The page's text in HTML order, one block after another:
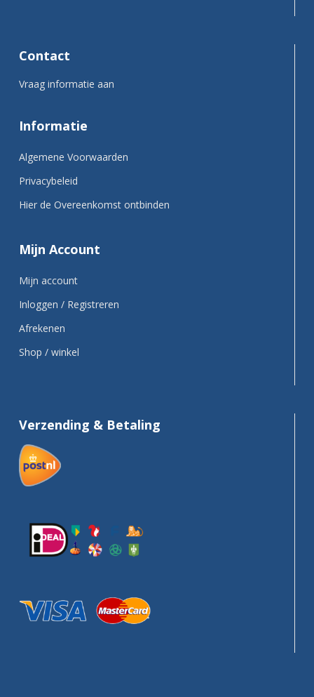
Contact
Vraag informatie aan
Informatie
Algemene Voorwaarden
Privacybeleid
Hier de Overeenkomst ontbinden
Mijn Account
Mijn account
Inloggen / Registreren
Afrekenen
Shop / winkel
Verzending & Betaling